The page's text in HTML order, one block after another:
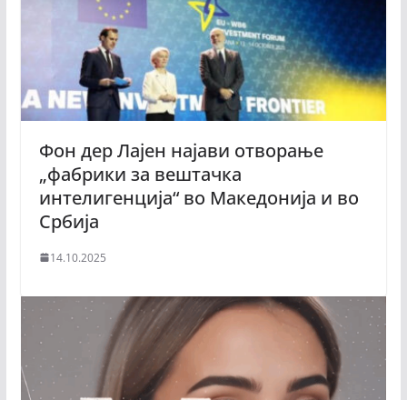
Фон дер Лајен најави отворање
„фабрики за вештачка
интелигенција“ во Македонија и во
Србија
14.10.2025